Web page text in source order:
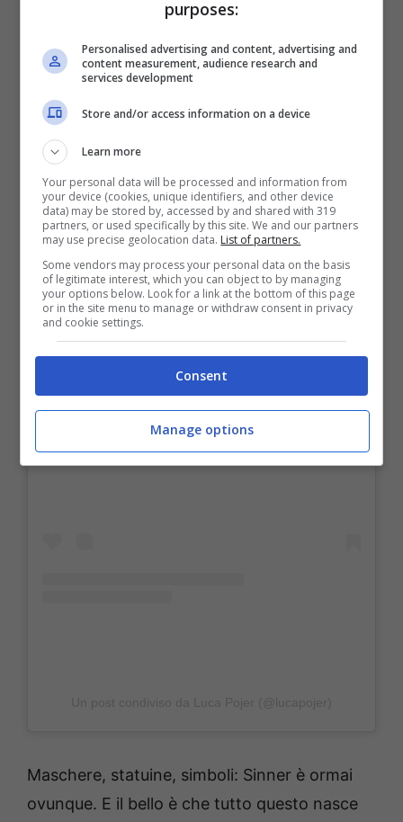
della tradizione natalizia locale. Un onore
quelli che riescono a superare i confini dello
Visualizza questo post su Instagram
Maschere, statuine, simboli: Sinner è ormai
ovunque. E il bello è che tutto questo nasce
purposes:
Personalised advertising and content, advertising and
content measurement, audience research and
services development
Store and/or access information on a device
Learn more
Your personal data will be processed and information from
your device (cookies, unique identifiers, and other device
data) may be stored by, accessed by and shared with 319
partners, or used specifically by this site. We and our partners
may use precise geolocation data. List of partners.
Some vendors may process your personal data on the basis
of legitimate interest, which you can object to by managing
your options below. Look for a link at the bottom of this page
or in the site menu to manage or withdraw consent in privacy
and cookie settings.
Consent
Manage options